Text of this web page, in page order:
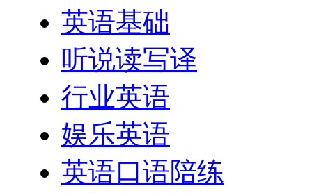
英语基础
听说读写译
行业英语
娱乐英语
英语口语陪练